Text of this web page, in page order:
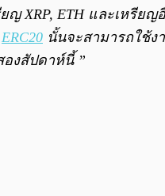
ญ XRP, ETH และเหรียญ
ERC20 นั้นจะสามารถใช้ง
งสัปดาห์นี้ ”